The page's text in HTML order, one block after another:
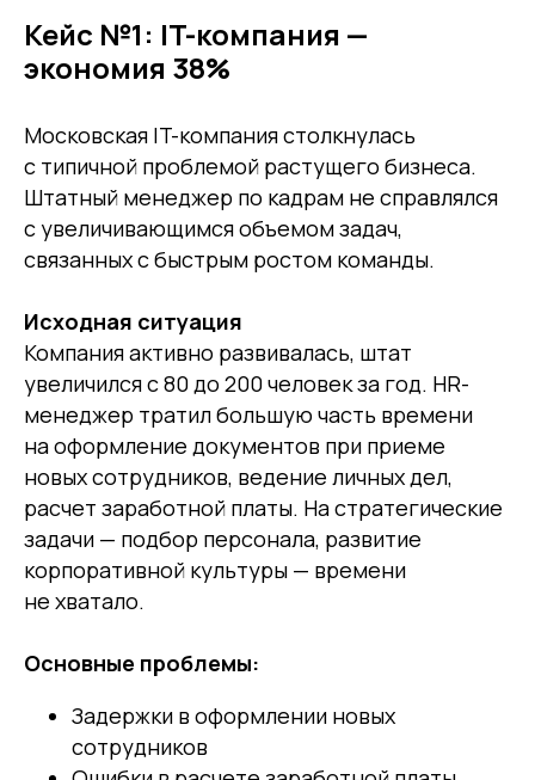
Кейс №1: IT-компания —
экономия 38%
Московская IT-компания столкнулась
с типичной проблемой растущего бизнеса.
Штатный менеджер по кадрам не справлялся
с увеличивающимся объемом задач,
связанных с быстрым ростом команды.
Исходная ситуация
Компания активно развивалась, штат
увеличился с 80 до 200 человек за год. HR-
менеджер тратил большую часть времени
на оформление документов при приеме
новых сотрудников, ведение личных дел,
расчет заработной платы. На стратегические
задачи — подбор персонала, развитие
корпоративной культуры — времени
не хватало.
Основные проблемы:
Задержки в оформлении новых
сотрудников